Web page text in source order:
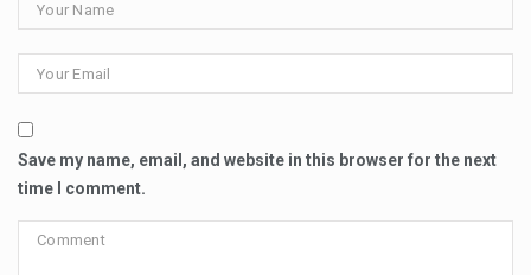
Save my name, email, and website in this browser for the next
time I comment.